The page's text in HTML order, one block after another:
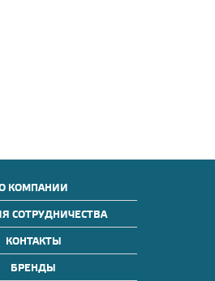
КОМПАНИИ
СОТРУДНИЧЕСТВА
КОНТАКТЫ
БРЕНДЫ